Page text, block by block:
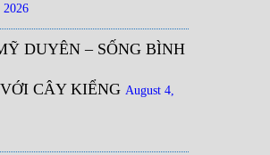
2026
DUYÊN – SỐNG BÌNH
CÂY KIỂNG August 4,